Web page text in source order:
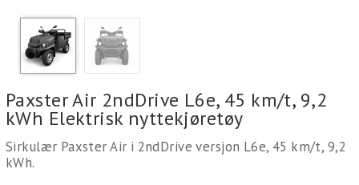
Paxster Air 2ndDrive L6e, 45 km/t, 9,2
kWh Elektrisk nyttekjøretøy
Sirkulær Paxster Air i 2ndDrive versjon L6e, 45 km/t, 9,2
kWh.